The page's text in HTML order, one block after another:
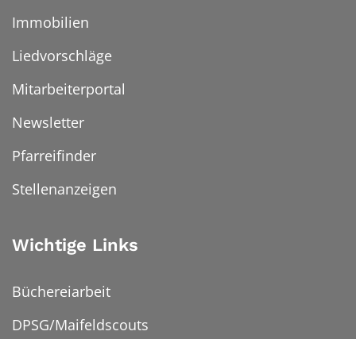
Immobilien
Liedvorschläge
Mitarbeiterportal
Newsletter
Pfarreifinder
Stellenanzeigen
Wichtige Links
Büchereiarbeit
DPSG/Maifeldscouts